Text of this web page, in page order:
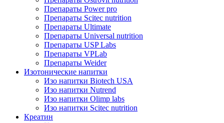
Препараты Power pro
Препараты Scitec nutrition
Препараты Ultimate
Препараты Universal nutrition
Препараты USP Labs
Препараты VPLab
Препараты Weider
Изотонические напитки
Изо напитки Biotech USA
Изо напитки Nutrend
Изо напитки Olimp labs
Изо напитки Scitec nutrition
Креатин